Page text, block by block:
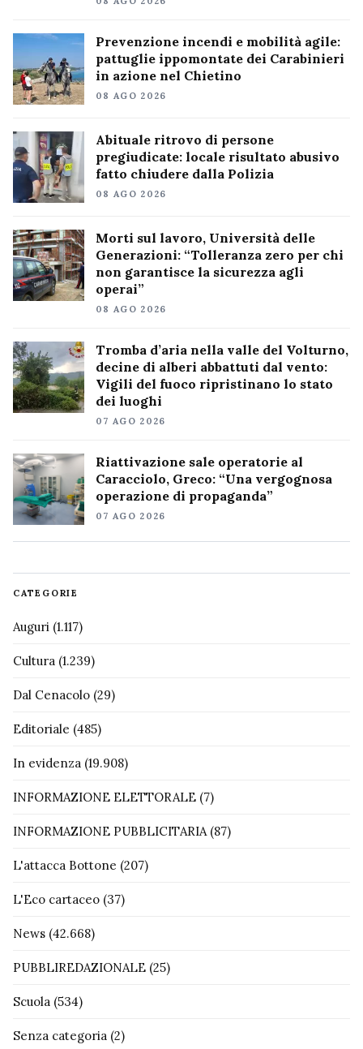
Prevenzione incendi e mobilità agile:
pattuglie ippomontate dei Carabinieri
in azione nel Chietino
08 AGO 2026
Abituale ritrovo di persone
pregiudicate: locale risultato abusivo
fatto chiudere dalla Polizia
08 AGO 2026
Morti sul lavoro, Università delle
Generazioni: “Tolleranza zero per chi
non garantisce la sicurezza agli
operai”
08 AGO 2026
Tromba d’aria nella valle del Volturno,
decine di alberi abbattuti dal vento:
Vigili del fuoco ripristinano lo stato
dei luoghi
07 AGO 2026
Riattivazione sale operatorie al
Caracciolo, Greco: “Una vergognosa
operazione di propaganda”
07 AGO 2026
CATEGORIE
Auguri (1.117)
Cultura (1.239)
Dal Cenacolo (29)
Editoriale (485)
In evidenza (19.908)
INFORMAZIONE ELETTORALE (7)
INFORMAZIONE PUBBLICITARIA (87)
L'attacca Bottone (207)
L'Eco cartaceo (37)
News (42.668)
PUBBLIREDAZIONALE (25)
Scuola (534)
Senza categoria (2)